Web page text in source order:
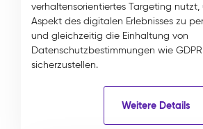
verhaltensorientiertes Targeting nutzt,
Aspekt des digitalen Erlebnisses zu
und gleichzeitig die Einhaltung von
Datenschutzbestimmungen wie GDPR
sicherzustellen.
Weitere Details